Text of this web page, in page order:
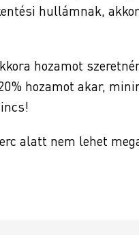
hullámnak,
hozamot
hozamot akar,
alatt nem lehet